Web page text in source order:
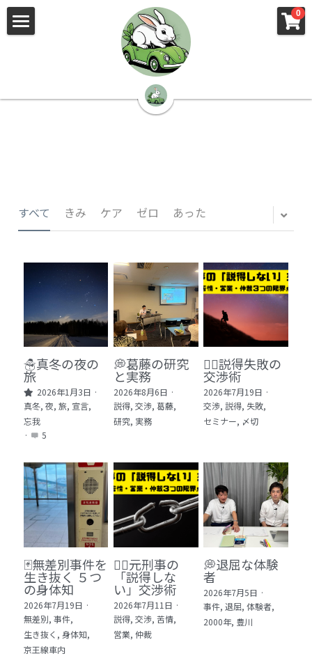
0
🌳株式会社 kibi🦉（トップ）
📰kibi log（ブログ）
🏢会社概要・プライバシーポリシー・プロフィ
📸Who am I?（プロフィール）
🏙️社員が防ぐ不正と犯罪
🙌自傷・他害・パニックは防げますか？
🏫社会福祉法人ぐらんま
🛒Learn More!（商品）
❓FAQ
📮ASK（無料読者登録 or 無料お問い合わせ）
📚 100冊の「本は飲み物」index
1 クレーム・犯罪・説得交渉 23冊
2 発達障害・精神疾患・ケア 29冊
3 身体知・非言語・情動 13冊
4 創作・芸術・神秘 30冊
5 教育・マネジメント・学修 20冊
ログイン/ 登録
検索
日本語
日本語
すべて きみ ケア ゼロ あった
☃️真冬の夜の
旅
2026年1月3日 ·
真冬, 夜, 旅, 宣言,
忘我
·
5
💭葛藤の研究
と実務
2026年8月6日 ·
説得, 交渉, 葛藤,
研究, 実務
🕵️‍♂️説得失敗の
交渉術
2026年7月19日 ·
交渉, 説得, 失敗,
セミナー, 〆切
🃏無差別事件を
生き抜く ５つ
の身体知
2026年7月19日 ·
無差別, 事件,
生き抜く, 身体知,
京王線車内
🙅‍♂️元刑事の
「説得しな
い」交渉術
2026年7月11日 ·
説得, 交渉, 苦情,
営業, 仲裁
💭退屈な体験
者
2026年7月5日 ·
事件, 退屈, 体験者,
2000年, 豊川
×
ストアカテゴリー
すべてのカテゴリー
×
ブログカテゴリー